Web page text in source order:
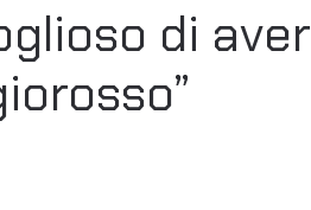
di aver